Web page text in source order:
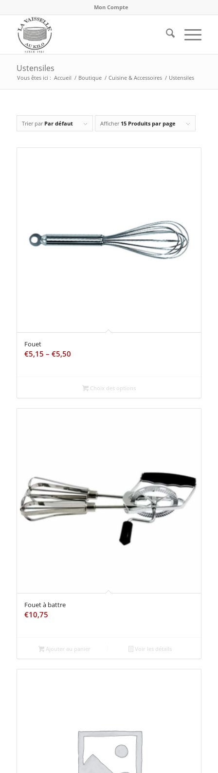
Mon Compte
Ustensiles
Vous êtes ici : Accueil / Boutique / Cuisine & Accessoires / Ustensiles
Trier par Par défaut Afficher 15 Produits par page
Fouet
€5,15 – €5,50
Choix des options
Fouet à battre
€10,75
Ajouter au panier Voir les détails